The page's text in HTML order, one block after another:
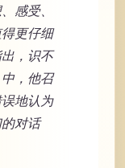
感受、
更仔细
，识不
，他召
地认为
对话